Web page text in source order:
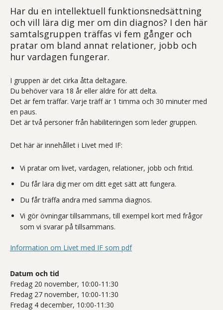
Har du en intellektuell funktionsnedsättning
och vill lära dig mer om din diagnos? I den här
samtalsgruppen träffas vi fem gånger och
pratar om bland annat relationer, jobb och
hur vardagen fungerar.
I gruppen är det cirka åtta deltagare.
Du behöver vara 18 år eller äldre för att delta.
Det är fem träffar. Varje träff är 1 timma och 30 minuter med
en paus.
Det är två personer från habiliteringen som leder gruppen.
Det här är innehållet i Livet med IF:
Vi pratar om livet, vardagen, relationer, jobb och fritid.
Du får lära dig mer om ditt eget sätt att fungera.
Du får träffa andra med samma diagnos.
Vi gör övningar tillsammans, till exempel kort med frågor
som vi svarar på tillsammans.
Information om Livet med IF som pdf
Datum och tid
Fredag 20 november, 10:00-11:30
Fredag 27 november, 10:00-11:30
Fredag 4 december, 10:00-11:30